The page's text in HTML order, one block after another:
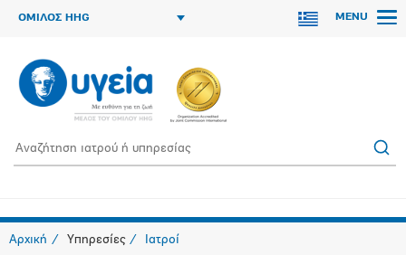
ΟΜΙΛΟΣ HHG MENU
Αρχική Υπηρεσίες Ιατροί